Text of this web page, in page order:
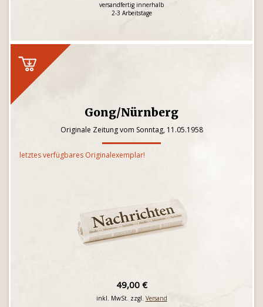
versandfertig innerhalb
2-3 Arbeitstage
Gong/Nürnberg
Originale Zeitung vom Sonntag, 11.05.1958
letztes verfügbares Originalexemplar!
49,00 €
inkl. MwSt. zzgl. Versand